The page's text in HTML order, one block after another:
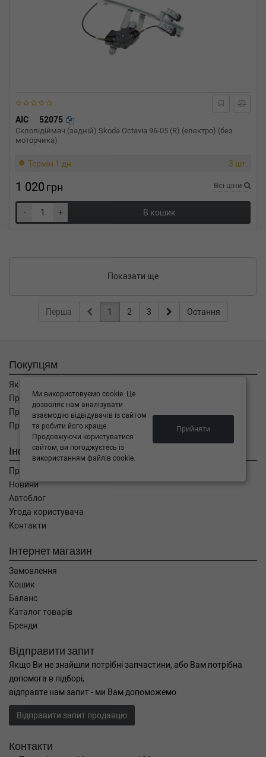
AIC 52075
Склопідіймач (задній) Skoda Octavia 96-05 (R) (електро) (без
моторчика)
Термін 1 дн. 3 шт.
1 020 грн Всі ціни
- + В кошик
Показати ще
Перша 1 2 3 Остання
Покупцям
Як замовити
Про оплату
Про доставку
Про повернення
Інформація
Про компанію
Новини
Автоблог
Угода користувача
Контакти
Інтернет магазин
Замовлення
Кошик
Баланс
Каталог товарів
Бренди
Відправити запит
Якщо Ви не знайшли потрібні запчастини, або Вам потрібна
допомога в підборі,
відправте нам запит - ми Вам допоможемо
Відправити запит продавцю
Контакти
Ми використовуємо cookie. Це
дозволяє нам аналізувати
взаємодію відвідувачів із сайтом
та робити його краще.
Продовжуючи користуватися
сайтом, ви погоджуєтесь із
використанням файлів cookie.
Прийняти